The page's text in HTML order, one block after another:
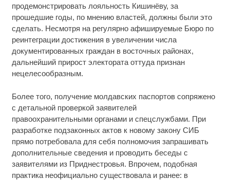
продемонстрировать лояльность Кишинёву, за
прошедшие годы, по мнению властей, должны были это
сделать. Несмотря на регулярно афишируемые Бюро по
реинтеграции достижения в увеличении числа
документированных граждан в восточных районах,
дальнейший прирост электората оттуда признан
нецелесообразным.
Более того, получение молдавских паспортов сопряжено
с детальной проверкой заявителей
правоохранительными органами и спецслужбами. При
разработке подзаконных актов к новому закону СИБ
прямо потребовала для себя полномочия запрашивать
дополнительные сведения и проводить беседы с
заявителями из Приднестровья. Впрочем, подобная
практика неофициально существовала и ранее: в